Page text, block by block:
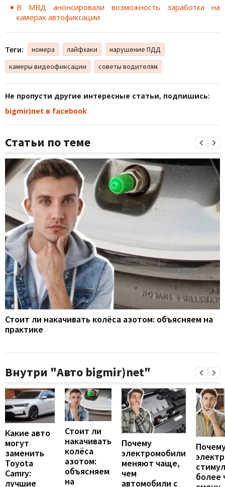
В МВД анонсировали возможность заработка на
камерах автофиксации
Теги: номера лайфхаки
нарушение ПДД
камеры видеофиксации
советы водителям
Не пропусти другие интересные статьи, подпишись:
bigmir)net в facebook
Статьи по теме
Стоит ли накачивать колёса азотом: объясняем на
практике
Внутри "Авто bigmir)net"
Какие авто
могут
заменить
Toyota
Camry:
лучшие
Стоит ли
накачивать
колёса
азотом:
объясняем
на
Почему
электромобили
меняют чаще,
чем
автомобили с
более